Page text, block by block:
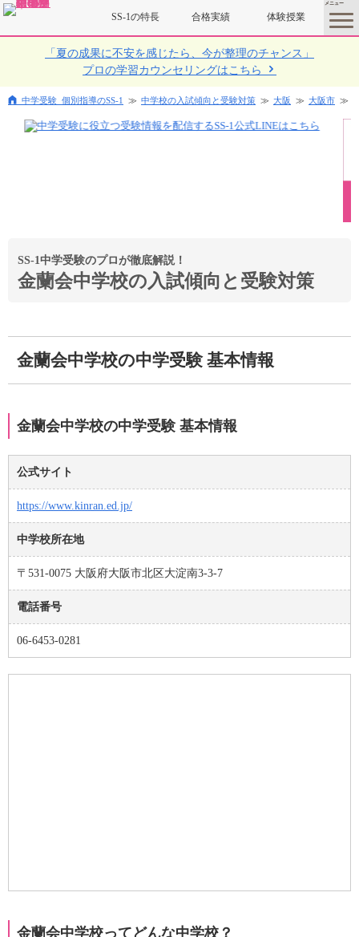
体験授業
合格実績
SS-1の特長
toggle
menu
「夏の成果に不安を感じたら、今が整理のチャンス」
プロの学習カウンセリングはこちら
中学受験 個別指導のSS-1 中学校の入試傾向と受験対策 大阪 大阪市
SS-1中学受験のプロが徹底解説！
金蘭会中学校の入試傾向と受験対策
金蘭会中学校の中学受験 基本情報
金蘭会中学校の中学受験 基本情報
公式サイト
https://www.kinran.ed.jp/
中学校所在地
〒531-0075 大阪府大阪市北区大淀南3-3-7
電話番号
06-6453-0281
金蘭会中学校ってどんな中学校？